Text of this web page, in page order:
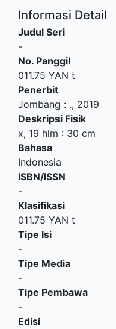
Informasi Detail
Judul Seri
-
No. Panggil
011.75 YAN t
Penerbit
Jombang : ., 2019
Deskripsi Fisik
x, 19 hlm : 30 cm
Bahasa
Indonesia
ISBN/ISSN
-
Klasifikasi
011.75 YAN t
Tipe Isi
-
Tipe Media
-
Tipe Pembawa
-
Edisi